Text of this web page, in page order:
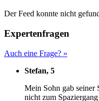
Der Feed konnte nicht
Expertenfragen
Auch eine Frage? »
Stefan, 5
Mein Sohn gab seiner
nicht zum